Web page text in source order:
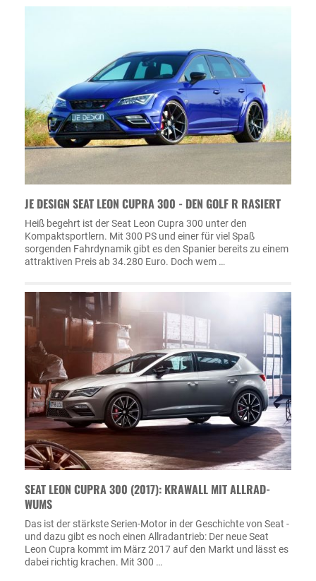
JE DESIGN SEAT LEON CUPRA 300 - DEN GOLF R RASIERT
Heiß begehrt ist der Seat Leon Cupra 300 unter den
Kompaktsportlern. Mit 300 PS und einer für viel Spaß
sorgenden Fahrdynamik gibt es den Spanier bereits zu einem
attraktiven Preis ab 34.280 Euro. Doch wem …
SEAT LEON CUPRA 300 (2017): KRAWALL MIT ALLRAD-
WUMS
Das ist der stärkste Serien-Motor in der Geschichte von Seat -
und dazu gibt es noch einen Allradantrieb: Der neue Seat
Leon Cupra kommt im März 2017 auf den Markt und lässt es
dabei richtig krachen. Mit 300 …